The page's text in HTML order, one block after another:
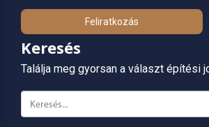
Feliratkozás
Keresés
Találja meg gyorsan a választ építési